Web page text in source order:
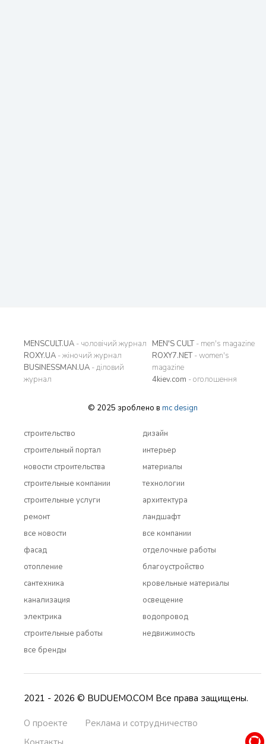
MENSCULT.UA - чоловічий журнал
ROXY.UA - жіночий журнал
BUSINESSMAN.UA - діловий
журнал
MEN'S CULT- men's magazine
ROXY7.NET- women's
magazine
4kiev.com - оголошення
© 2025 зроблено в mc design
строительство
строительный портал
новости строительства
строительные компании
строительные услуги
ремонт
все новости
дизайн
интерьер
материалы
технологии
архитектура
ландшафт
все компании
фасад
отопление
сантехника
канализация
электрика
строительные работы
все бренды
отделочные работы
благоустройство
кровельные материалы
освещение
водопровод
недвижимость
2021 - 2026 © BUDUEMO.COM Все права защищены.
О проекте
Реклама и сотрудничество